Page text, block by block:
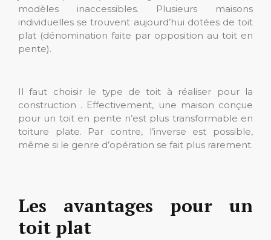
modèles inaccessibles. Plusieurs maisons
individuelles se trouvent aujourd’hui dotées de toit
plat (dénomination faite par opposition au toit en
pente).
Il faut choisir le type de toit à réaliser pour la
construction . Effectivement, une maison conçue
pour un toit en pente n’est plus transformable en
toiture plate. Par contre, l’inverse est possible,
même si le genre d’opération se fait plus rarement.
Les avantages pour un
toit plat